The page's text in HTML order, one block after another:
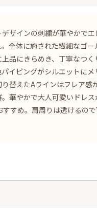
ザインの刺繍が華やかで
全体に施された繊細なゴー
品にきらめき、丁寧なつく
イピングがシルエットにメ
替えたAラインはフレア感
華やかで大人可愛いドレ
すめ。肩周りは透けるの